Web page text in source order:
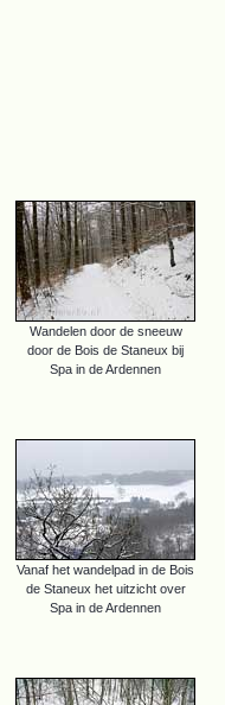
Wandelen door de sneeuw
door de Bois de Staneux bij
Spa in de Ardennen
Vanaf het wandelpad in de Bois
de Staneux het uitzicht over
Spa in de Ardennen